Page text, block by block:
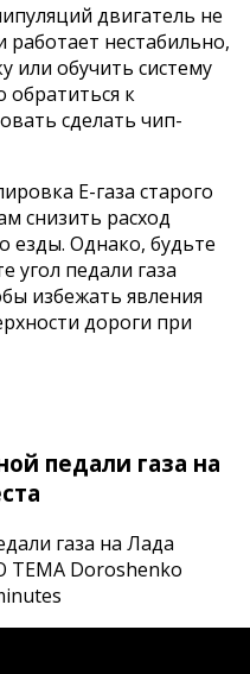
двигатель не
работает нестабильно,
или обучить систему
обратиться к
сделать чип-
Е-газа старого
снизить расход
езды. Однако, будьте
угол педали газа
избежать явления
дороги при
педали газа на
газа на Лада
ТЕМА Doroshenko